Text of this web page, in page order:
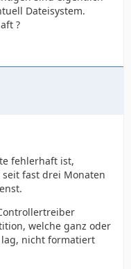
Dateisystem.
?
fehlerhaft ist,
fast drei Monaten
welche ganz oder
lag, nicht formatiert